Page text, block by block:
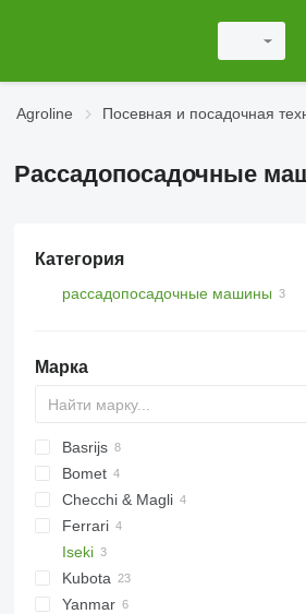
Agroline Посевная и посадочная
Рассадопосадочные
Категория
рассадопосадочные машины
Марка
Basrijs
Bomet
S-series
Checchi & Magli
Ferrari
VL
Iseki
Kubota
Patryk
Yanmar